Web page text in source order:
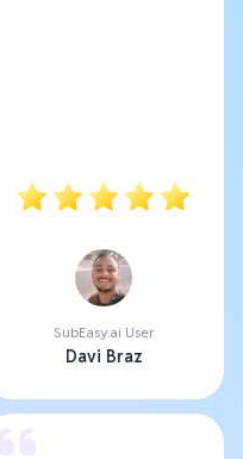
SubEasy.ai User
Davi Braz